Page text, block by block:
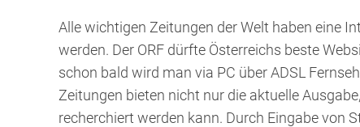
Alle wichtigen Zeitungen der Welt haben eine
werden. Der ORF dürfte Österreichs beste
schon bald wird man via PC über ADSL
Zeitungen bieten nicht nur die aktuelle
recherchiert werden kann. Durch Eingabe von